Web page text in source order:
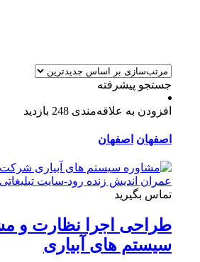
جستجو پیشرفته
افزودن به علاقه‌مندی 248 بازدید
اصفهان اصفهان
تماس بگیرید
طراحی اجرا نظارت و
سيستم های آبیاری